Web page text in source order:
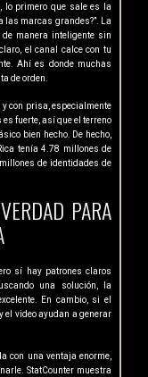
, lo primero que sale es la
las marcas grandes?”. La
manera inteligente sin
el canal calce con tu
Ahí es donde muchas
de orden.
con prisa, especialmente
fuerte, así que el terreno
bien hecho. De hecho,
tenía 4.78 millones de
de identidades de
PARA
sí hay patrones claros
una solución, la
En cambio, si el
el video ayudan a generar
con una ventaja enorme,
StatCounter muestra